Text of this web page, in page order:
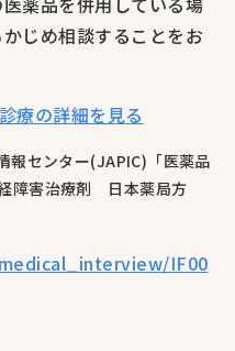
じめ相談することをお
療の詳細を見る
報センター(JAPIC)「医薬品
障害治療剤 日本薬局方
IF00